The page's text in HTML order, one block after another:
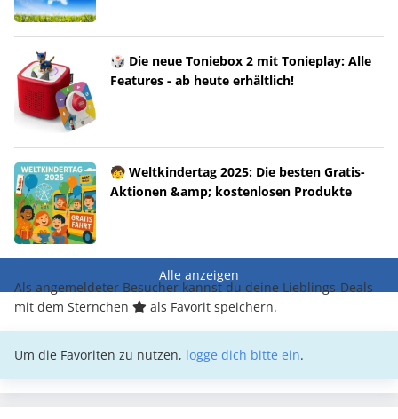
🎲 Die neue Toniebox 2 mit Tonieplay: Alle
Features - ab heute erhältlich!
🧒 Weltkindertag 2025: Die besten Gratis-
Aktionen &amp; kostenlosen Produkte
Alle anzeigen
Als angemeldeter Besucher kannst du deine Lieblings-Deals
mit dem Sternchen
als Favorit speichern.
Um die Favoriten zu nutzen, logge dich bitte ein.